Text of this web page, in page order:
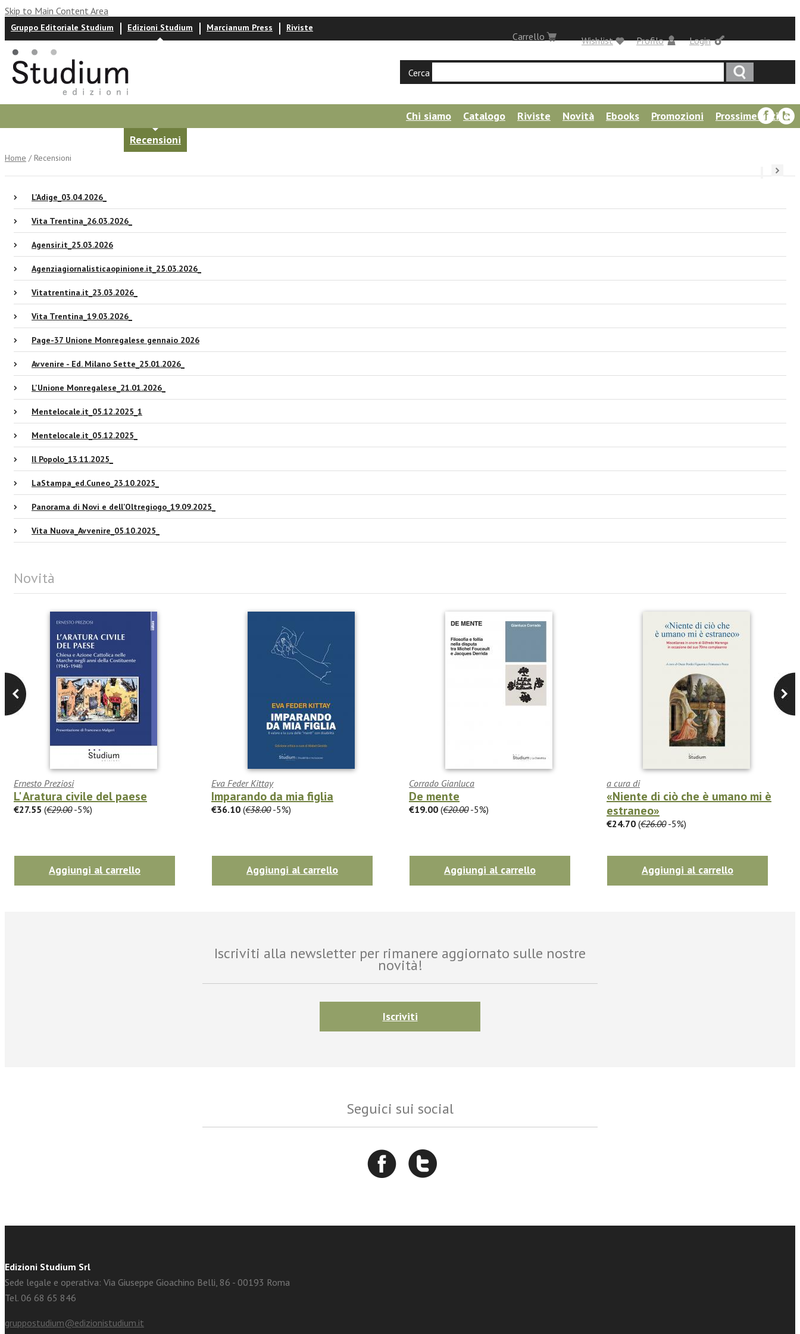
Skip to Main Content Area
Login
Carrello
Gruppo Editoriale Studium Edizioni Studium Marcianum Press Riviste
Profilo
Wishlist
Cerca
Chi siamo Catalogo Riviste Novità Ebooks Promozioni
Prossime uscite
Recensioni
Home / Recensioni
L'Adige_03.04.2026_
Vita Trentina_26.03.2026_
Agensir.it_25.03.2026
Agenziagiornalisticaopinione.it_25.03.2026_
Vitatrentina.it_23.03.2026_
Vita Trentina_19.03.2026_
Page-37 Unione Monregalese gennaio 2026
Avvenire - Ed. Milano Sette_25.01.2026_
L'Unione Monregalese_21.01.2026_
Mentelocale.it_05.12.2025_1
Mentelocale.it_05.12.2025_
Il Popolo_13.11.2025_
LaStampa_ed.Cuneo_23.10.2025_
Panorama di Novi e dell'Oltregiogo_19.09.2025_
Vita Nuova_Avvenire_05.10.2025_
Novità
Ernesto Preziosi
L' Aratura civile del paese
€27.55 (€29.00-5%)
Aggiungi al carrello
Eva Feder Kittay
Imparando da mia figlia
€36.10 (€38.00-5%)
Aggiungi al carrello
Corrado Gianluca
De mente
€19.00 (€20.00-5%)
Aggiungi al carrello
a cura di
«Niente di ciò che è umano mi è
estraneo»
€24.70 (€26.00-5%)
Aggiungi al carrello
Iscriviti alla newsletter per rimanere aggiornato sulle nostre
novità!
Iscriviti
Seguici sui social
Edizioni Studium Srl
Sede legale e operativa: Via Giuseppe Gioachino Belli, 86 - 00193 Roma
Tel. 06 68 65 846
gruppostudium@edizionistudium.it